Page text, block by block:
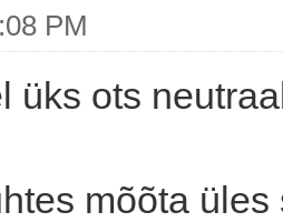
PM
üks ots
mõõta